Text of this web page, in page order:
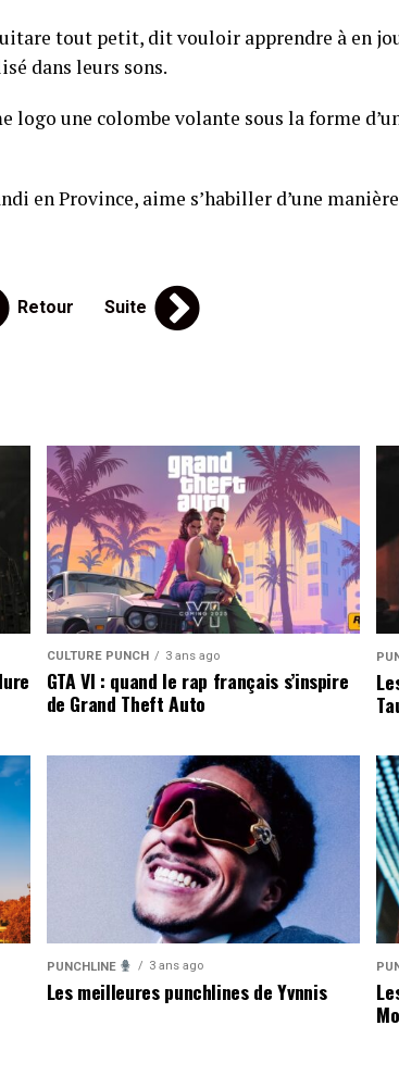
tout petit, dit vouloir apprendre à en
dans leurs sons.
logo une colombe volante sous la forme
en Province, aime s’habiller d’une manière
Retour Suite
CULTURE PUNCH 3 ans ago
GTA VI : quand le rap français s’inspire
de Grand Theft Auto
PUNCHLINE 3 ans ago
Les meilleures punchlines de Yvnnis